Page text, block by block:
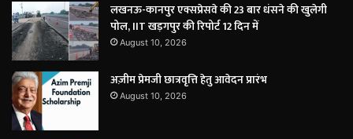
लखनऊ-कानपुर एक्सप्रेसवे की 23 बार धंसने की खुलेगी
पोल, IIT खड़गपुर की रिपोर्ट 12 दिन में
August 10, 2026
अज़ीम प्रेमजी छात्रवृत्ति हेतु आवेदन प्रारंभ
August 10, 2026